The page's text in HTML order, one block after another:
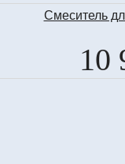
Смеситель
10